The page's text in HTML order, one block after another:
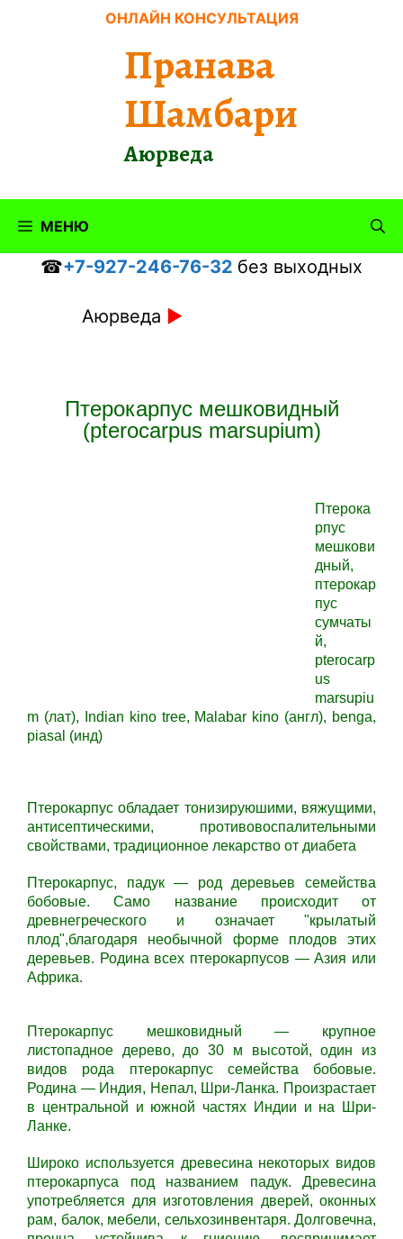
ОНЛАЙН КОНСУЛЬТАЦИЯ
Пранава
Шамбари
Аюрведа
МЕНЮ
☎+7-927-246-76-32 без выходных
Аюрведа ►
Птерокарпус мешковидный
(pterocarpus marsupium)
Птерока
рпус
мешкови
дный,
птерокар
пус
сумчаты
й,
pterocarp
us
marsupiu
m (лат), Indian kino tree, Malabar kino (англ), benga,
piasal (инд)
Птерокарпусобладает тонизируюшими, вяжущими,
антисептическими, противовоспалительными
свойствами, традиционное лекарство от диабета
Птерокарпус, падук — род деревьев семейства
бобовые. Само название происходит от
древнегреческого и означает "крылатый
плод",благодаря необычной форме плодов этих
деревьев. Родина всех птерокарпусов — Азия или
Африка.
Птерокарпус мешковидный — крупное
листопадное дерево, до 30 м высотой, один из
видов рода птерокарпус семейства бобовые.
Родина — Индия, Непал, Шри-Ланка. Произрастает
в центральной и южной частях Индии и на Шри-
Ланке.
Широко используется древесина некоторых видов
птерокарпуса под названием падук. Древесина
употребляется для изготовления дверей, оконных
рам, балок, мебели, сельхозинвентаря. Долговечна,